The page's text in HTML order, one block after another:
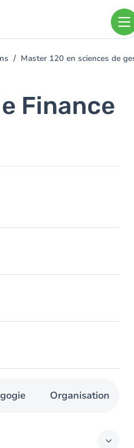
Master 120 en sciences de
Finance
Organisation